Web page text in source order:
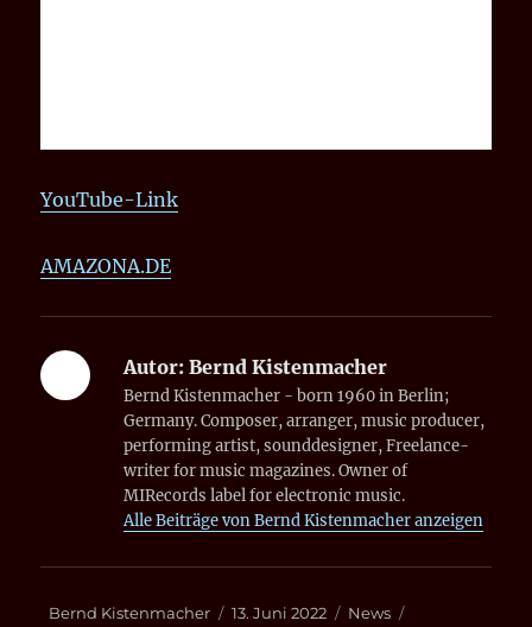
YouTube-Link
AMAZONA.DE
Autor: Bernd Kistenmacher
Bernd Kistenmacher - born 1960 in Berlin;
Germany. Composer, arranger, music producer,
performing artist, sounddesigner, Freelance-
writer for music magazines. Owner of
MIRecords label for electronic music.
Alle Beiträge von Bernd Kistenmacher anzeigen
Autor
Bernd Kistenmacher
Veröffentlicht
13. Juni 2022 Kategorien
News